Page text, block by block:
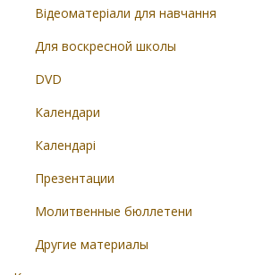
Відеоматеріали для навчання
Для воскресной школы
DVD
Календари
Календарі
Презентации
Молитвенные бюллетени
Другие материалы